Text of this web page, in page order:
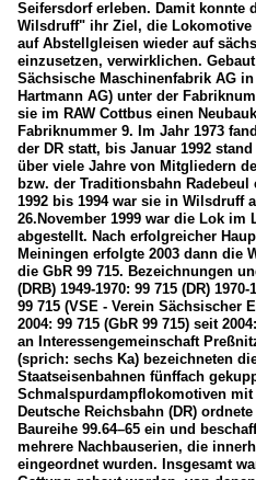
Seifersdorf erleben. Damit konnte
Wilsdruff" ihr Ziel, die
auf Abstellgleisen wieder auf
einzusetzen, verwirklichen.
Sächsische Maschinenfabrik AG
Hartmann AG) unter der
sie im RAW Cottbus einen
Fabriknummer 9. Im Jahr 1973
der DR statt, bis Januar 1992
über viele Jahre von Mitgliedern
bzw. der Traditionsbahn
1992 bis 1994 war sie in Wilsdruff
26.November 1999 war die Lok im
abgestellt. Nach erfolgreicher
Meiningen erfolgte 2003 dann die
die GbR 99 715. Bezeichnungen
(DRB) 1949-1970: 99 715 (DR)
99 715 (VSE - Verein Sächsischer
2004: 99 715 (GbR 99 715) seit
an Interessengemeinschaft
(sprich: sechs Ka) bezeichneten
Staatseisenbahnen fünffach
Schmalspurdampflokomotiven mit
Deutsche Reichsbahn (DR)
Baureihe 99.64–65 ein und
mehrere Nachbauserien, die
eingeordnet wurden. Insgesamt